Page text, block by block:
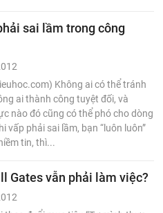
sai lầm trong công
Không ai có thể tránh
ai thành công tuyệt đối, và
nào đó cũng có thể phó cho dòng
vấp phải sai lầm, bạn “luôn luôn”
tin, thì...
Gates vẫn phải làm việc?